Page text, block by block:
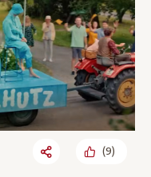
(9)